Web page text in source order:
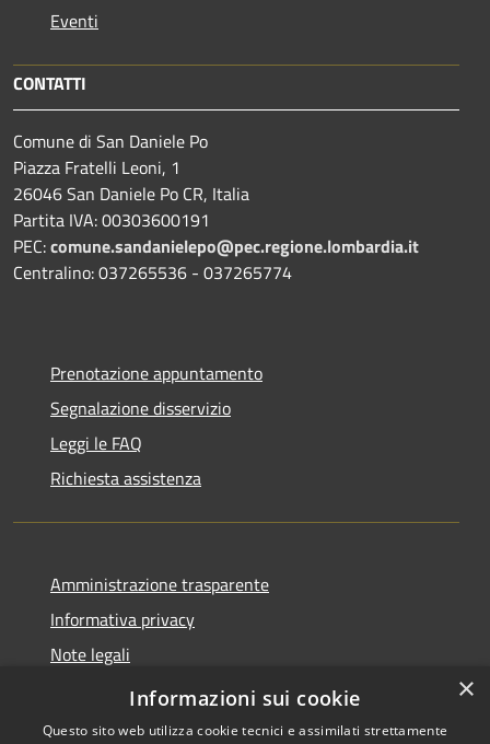
Eventi
CONTATTI
Comune di San Daniele Po
Piazza Fratelli Leoni, 1
26046 San Daniele Po CR, Italia
Partita IVA: 00303600191
PEC:comune.sandanielepo@pec.regione.lombardia.it
Centralino: 037265536 - 037265774
Prenotazione appuntamento
Segnalazione disservizio
Leggi le FAQ
Richiesta assistenza
Amministrazione trasparente
Informativa privacy
Note legali
Dichiarazione di accessibilità
×
Informazioni sui cookie
Questo sito web utilizza cookie tecnici e assimilati strettamente